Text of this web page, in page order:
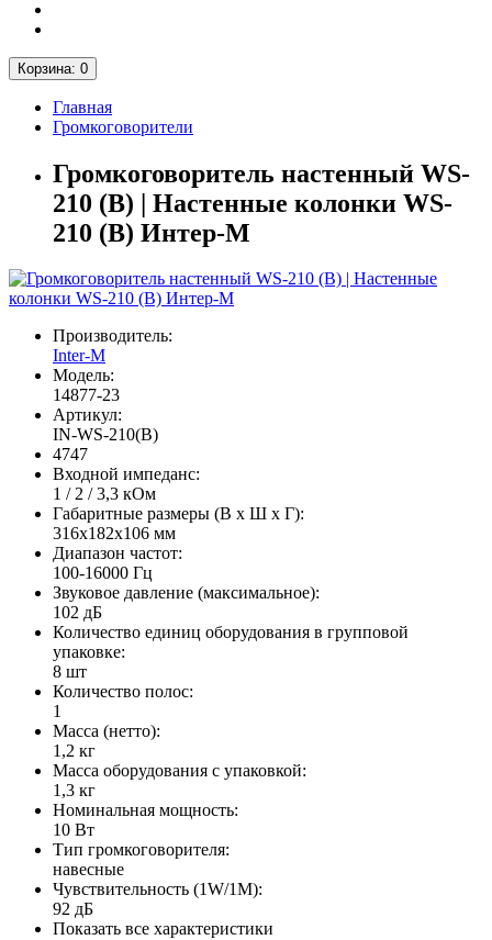
Корзина: 0
Главная
Громкоговорители
Громкоговоритель настенный WS-
210 (B) | Настенные колонки WS-
210 (B) Интер-М
Производитель:
Inter-M
Модель:
14877-23
Артикул:
IN-WS-210(B)
4747
Входной импеданс:
1 / 2 / 3,3 кОм
Габаритные размеры (В х Ш х Г):
316x182x106 мм
Диапазон частот:
100-16000 Гц
Звуковое давление (максимальное):
102 дБ
Количество единиц оборудования в групповой
упаковке:
8 шт
Количество полос:
1
Масса (нетто):
1,2 кг
Масса оборудования с упаковкой:
1,3 кг
Номинальная мощность:
10 Вт
Тип громкоговорителя:
навесные
Чувствительность (1W/1М):
92 дБ
Показать все характеристики